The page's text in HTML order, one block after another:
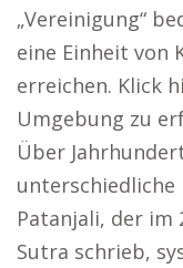
„Vereinigung“
eine Einheit von
erreichen. Klick
Umgebung zu
Über
unterschiedliche
Patanjali, der im
Sutra schrieb,